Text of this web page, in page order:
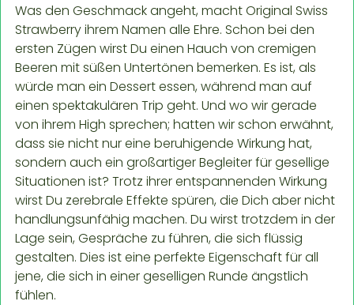
Was den Geschmack angeht, macht Original Swiss
Strawberry ihrem Namen alle Ehre. Schon bei den
ersten Zügen wirst Du einen Hauch von cremigen
Beeren mit süßen Untertönen bemerken. Es ist, als
würde man ein Dessert essen, während man auf
einen spektakulären Trip geht. Und wo wir gerade
von ihrem High sprechen; hatten wir schon erwähnt,
dass sie nicht nur eine beruhigende Wirkung hat,
sondern auch ein großartiger Begleiter für gesellige
Situationen ist? Trotz ihrer entspannenden Wirkung
wirst Du zerebrale Effekte spüren, die Dich aber nicht
handlungsunfähig machen. Du wirst trotzdem in der
Lage sein, Gespräche zu führen, die sich flüssig
gestalten. Dies ist eine perfekte Eigenschaft für all
jene, die sich in einer geselligen Runde ängstlich
fühlen.